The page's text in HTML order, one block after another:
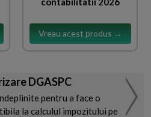
Vreau acest produs →
DGASPC
pentru a face o
la calculul impozitului pe